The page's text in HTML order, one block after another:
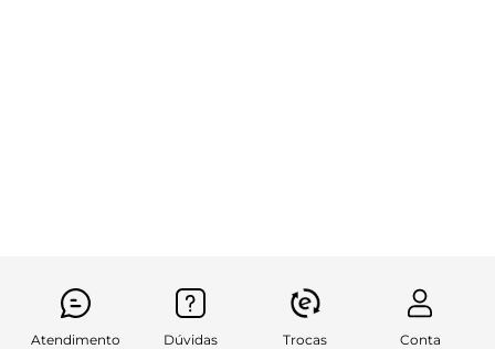
Atendimento Dúvidas Trocas Conta